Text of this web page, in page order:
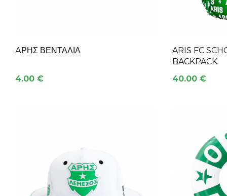
АΡΗΣ ΒΕΝΤΆΛΙΑ
4.00 €
ARIS FC
BACKPACK
40.00 €